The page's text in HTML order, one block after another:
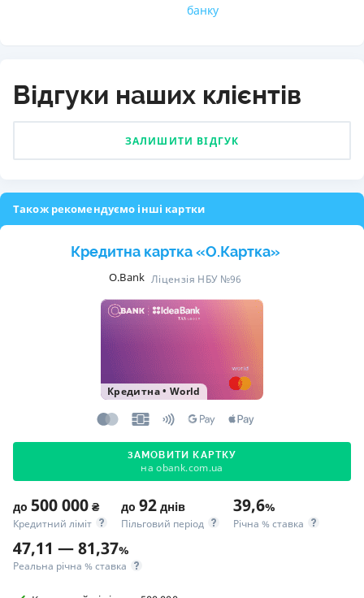
банку
Відгуки наших клієнтів
ЗАЛИШИТИ ВІДГУК
Також рекомендуємо інші картки
Кредитна картка «O.Картка»
O.Bank Ліцензія НБУ №96
Кредитна• World
ЗАМОВИТИ КАРТКУ
на obank.com.ua
до 500 000 ₴
Кредитний ліміт
до 92 днів
Пільговий період
39,6%
Річна % ставка
47,11 — 81,37%
Реальна річна % ставка